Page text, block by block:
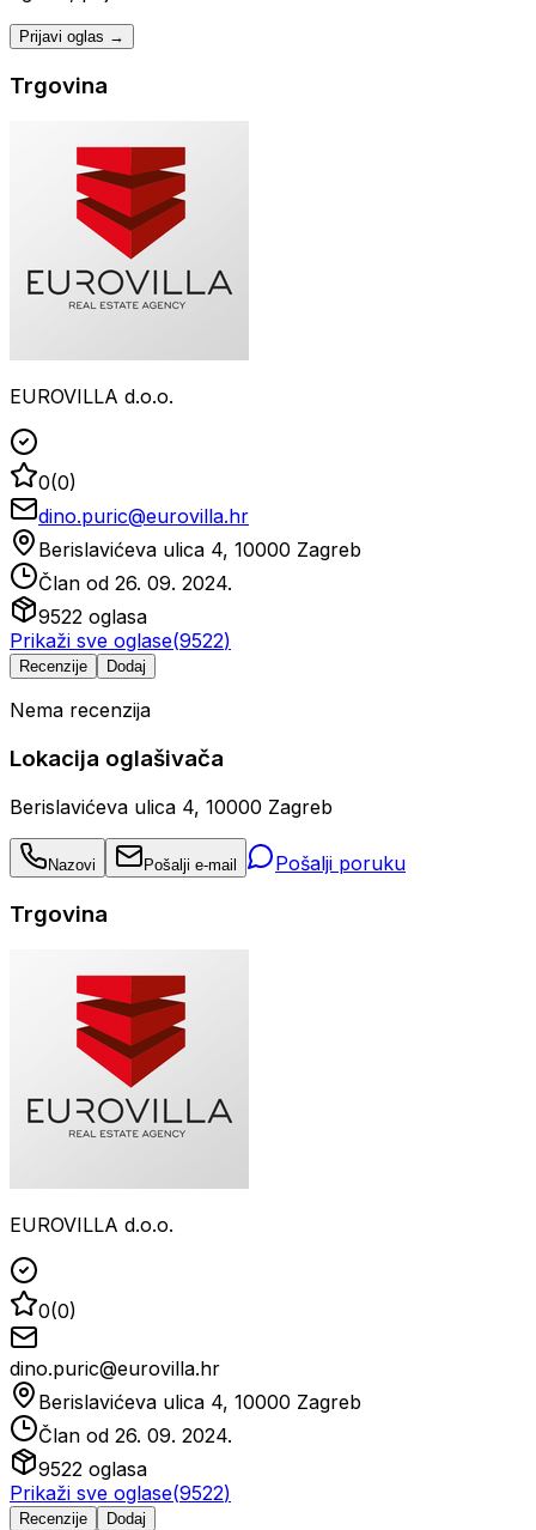
Prijavi oglas →
Trgovina
EUROVILLA d.o.o.
0(0)
dino.puric@eurovilla.hr
Berislavićeva ulica 4, 10000 Zagreb
Član od 26. 09. 2024.
9522 oglasa
Prikaži sve oglase(9522)
Recenzije Dodaj
Nema recenzija
Lokacija oglašivača
Berislavićeva ulica 4, 10000 Zagreb
Nazovi Pošalji e-mail Pošalji poruku
Trgovina
EUROVILLA d.o.o.
0(0)
dino.puric@eurovilla.hr
Berislavićeva ulica 4, 10000 Zagreb
Član od 26. 09. 2024.
9522 oglasa
Prikaži sve oglase(9522)
Recenzije Dodaj